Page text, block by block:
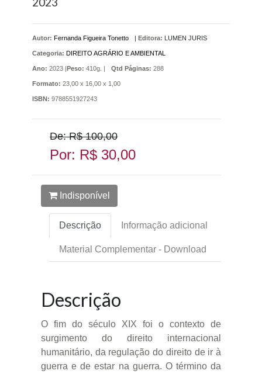
Autor: Fernanda Figueira Tonetto Editora: LUMEN JURIS
Categoria: DIREITO AGRÁRIO E AMBIENTAL
Ano: 2023 | Peso: 410g. | Qtd Páginas: 288
Formato: 23,00 x 16,00 x 1,00
ISBN: 9788551927243
De: R$ 100,00
Por: R$ 30,00
Indisponível
Descrição Informação adicional
Material Complementar - Download
Descrição
O fim do século XIX foi o contexto de
surgimento do direito internacional
humanitário, da regulação do direito de ir à
guerra e de estar na guerra. O término da